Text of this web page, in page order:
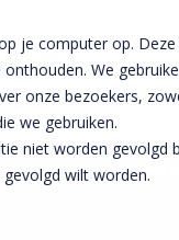
je computer op.
We
onze bezoekers,
we gebruiken.
niet worden gevolgd
wilt worden.
Kemper beton